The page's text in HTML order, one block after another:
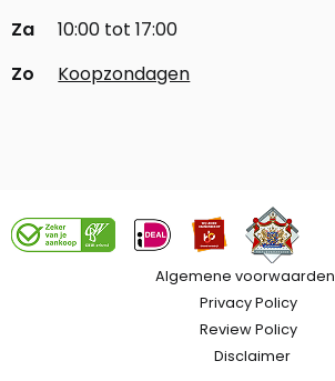
Za
10:00 tot 17:00
Zo
Koopzondagen
Algemene voorwaarden
Privacy Policy
Review Policy
Disclaimer